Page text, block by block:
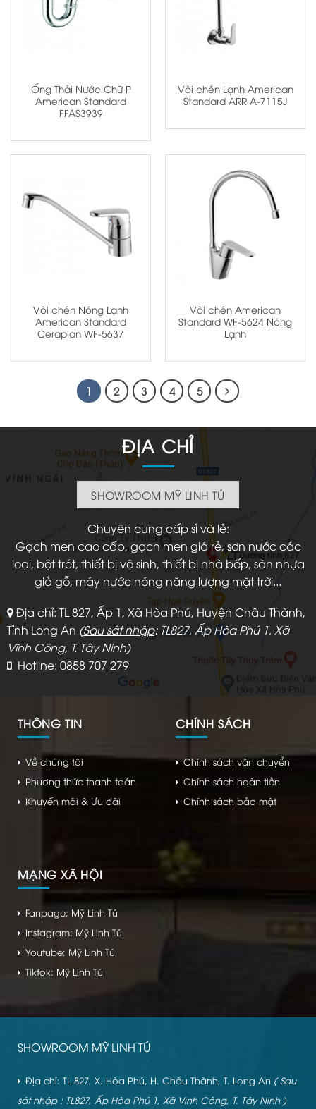
Ống Thải Nước Chữ P
American Standard
FFAS3939
Vòi chén Lạnh American
Standard ARR A-7115J
Vòi chén Nóng Lạnh
American Standard
Ceraplan WF-5637
Vòi chén American
Standard WF-5624 Nóng
Lạnh
1 2 3 4 5
ĐỊA CHỈ
SHOWROOM MỸ LINH TÚ
Chuyên cung cấp sỉ và lẻ:
Gạch men cao cấp, gạch men giá rẻ, sơn nước các
loại, bột trét, thiết bị vệ sinh, thiết bị nhà bếp, sàn nhựa
giả gỗ, máy nước nóng năng lượng mặt trời...
Địa chỉ: TL 827, Ấp 1, Xã Hòa Phú, Huyện Châu Thành,
Tỉnh Long An (Sau sát nhập: TL827, Ấp Hòa Phú 1, Xã
Vĩnh Công, T. Tây Ninh)
Hotline: 0858 707 279
THÔNG TIN
Về chúng tôi
Phương thức thanh toán
Khuyến mãi & Ưu đãi
CHÍNH SÁCH
Chính sách vận chuyển
Chính sách hoàn tiền
Chính sách bảo mật
MẠNG XÃ HỘI
Fanpage: Mỹ Linh Tú
Instagram: Mỹ Linh Tú
Youtube: Mỹ Linh Tú
Tiktok: Mỹ Linh Tú
SHOWROOM MỸ LINH TÚ
Địa chỉ: TL 827, X. Hòa Phú, H. Châu Thành, T. Long An ( Sau
sát nhập : TL827, Ấp Hòa Phú 1, Xã Vĩnh Công, T. Tây Ninh )